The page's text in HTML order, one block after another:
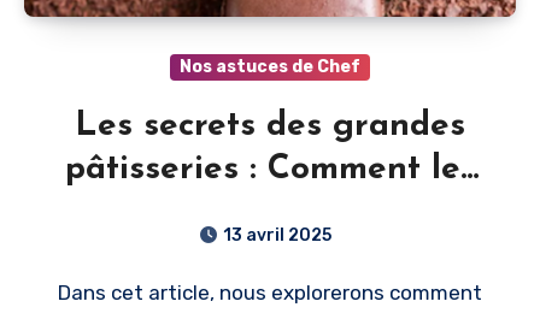
Nos astuces de Chef
Les secrets des grandes
pâtisseries : Comment les
13 avril 2025
Dans cet article, nous explorerons comment